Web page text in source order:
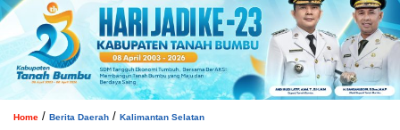
Home / Berita Daerah / Kalimantan Selatan